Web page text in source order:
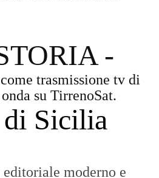
il sito offre una lettura
locali, portando in
la politica e gli
il territorio.
siciliana con